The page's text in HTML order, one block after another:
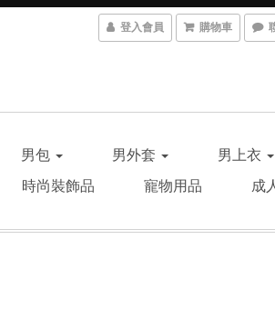
登入會員 購物車
男包 男外套 男上衣
時尚裝飾品 寵物用品 成